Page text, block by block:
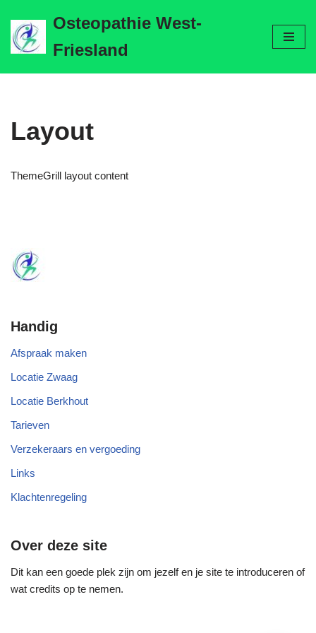
Ga
naar
de
Osteopathie West-
Friesland
Layout
ThemeGrill layout content
Handig
Afspraak maken
Locatie Zwaag
Locatie Berkhout
Tarieven
Verzekeraars en vergoeding
Links
Klachtenregeling
Over deze site
Dit kan een goede plek zijn om jezelf en je site te introduceren of
wat credits op te nemen.